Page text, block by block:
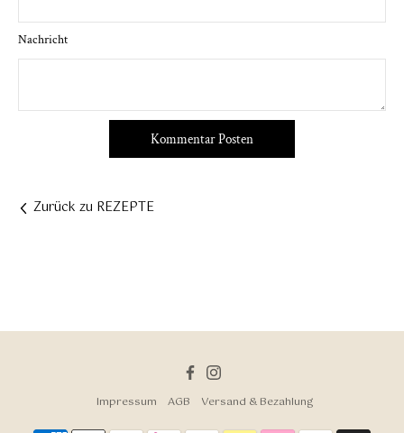
Nachricht
Zurück zu REZEPTE
Impressum
AGB Versand & Bezahlung